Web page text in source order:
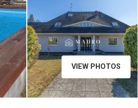
Photography Team
VIEW PHOTOS